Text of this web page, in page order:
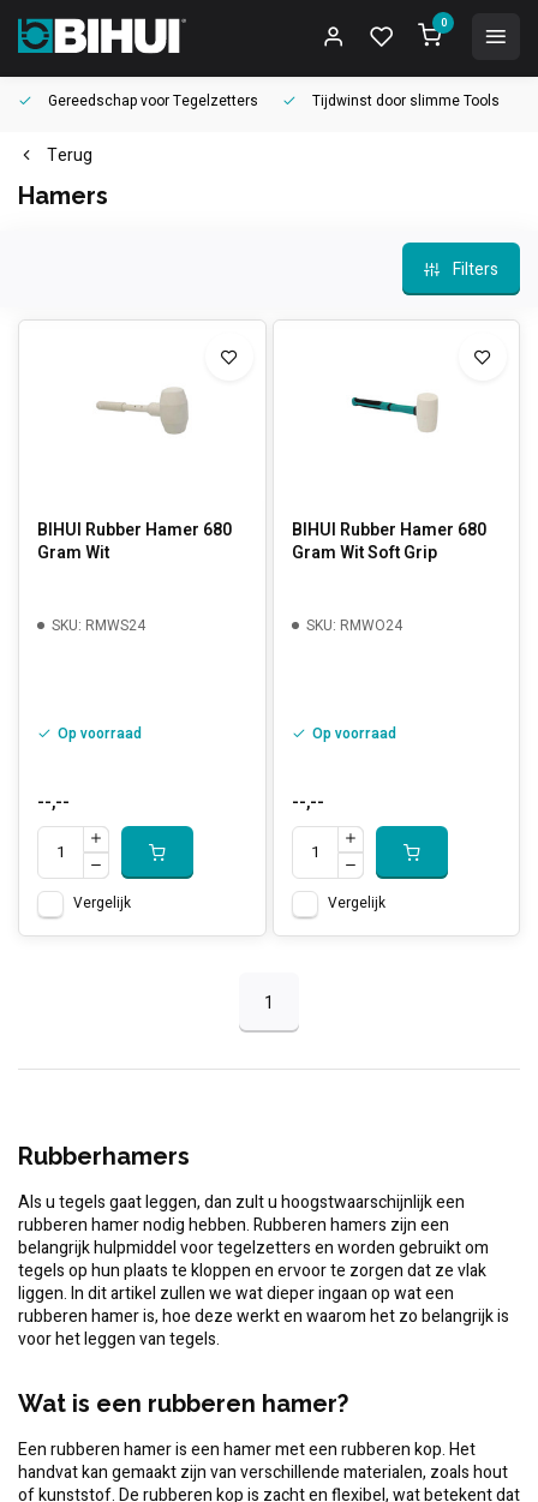
0
Gereedschap voorTegelzetters Tijdwinst door slimme Tools
Terug
Hamers
Filters
BIHUI Rubber Hamer 680
Gram Wit
SKU: RMWS24
Op voorraad
--,--
Vergelijk
BIHUI Rubber Hamer 680
Gram Wit Soft Grip
SKU: RMWO24
Op voorraad
--,--
Vergelijk
1
Rubberhamers
Als u tegels gaat leggen, dan zult u hoogstwaarschijnlijk een
rubberen hamer nodig hebben. Rubberen hamers zijn een
belangrijk hulpmiddel voor tegelzetters en worden gebruikt om
tegels op hun plaats te kloppen en ervoor te zorgen dat ze vlak
liggen. In dit artikel zullen we wat dieper ingaan op wat een
rubberen hamer is, hoe deze werkt en waarom het zo belangrijk is
voor het leggen van tegels.
Wat is een rubberen hamer?
Een rubberen hamer is een hamer met een rubberen kop. Het
handvat kan gemaakt zijn van verschillende materialen, zoals hout
of kunststof. De rubberen kop is zacht en flexibel, wat betekent dat